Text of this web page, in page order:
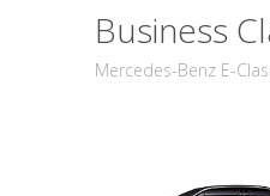
Business
Mercedes-Benz E-